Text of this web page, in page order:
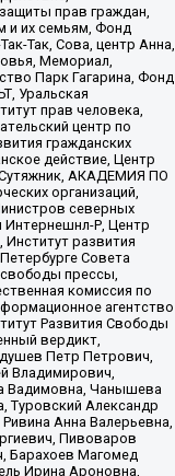
прав граждан,
и их семьям, Фонд
Так, Сова, центр Анна,
Мемориал,
Парк Гагарина, Фонд
Уральская
прав человека,
центр по
гражданских
действие, Центр
Сутяжник, АКАДЕМИЯ ПО
организаций,
северных
Интернешнл-Р, Центр
развития
Совета
прессы,
комиссия по
агентство
Развития Свободы
вердикт,
Петр Петрович,
Владимирович,
Вадимовна, Чанышева
Туровский Александр
Анна Валерьевна,
Пивоваров
Барахоев Магомед
Ирина Ароновна,